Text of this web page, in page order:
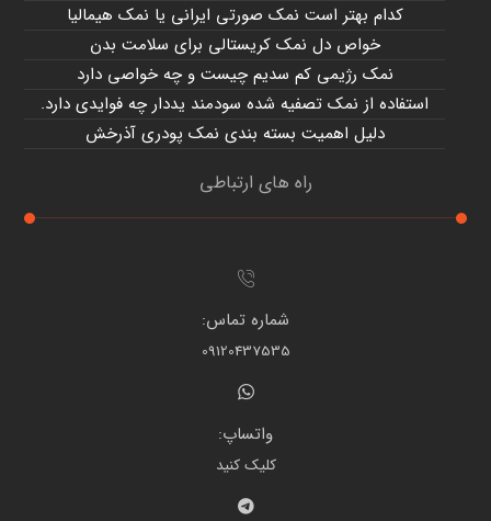
کدام بهتر است نمک صورتی ایرانی یا نمک هیمالیا
خواص دل نمک کریستالی برای سلامت بدن
نمک رژیمی کم سدیم چیست و چه خواصی دارد
استفاده از نمک تصفیه شده سودمند یددار چه فوایدی دارد.
دلیل اهمیت بسته بندی نمک پودری آذرخش
راه های ارتباطی
شماره تماس:
09120437535
واتساپ:
کلیک کنید